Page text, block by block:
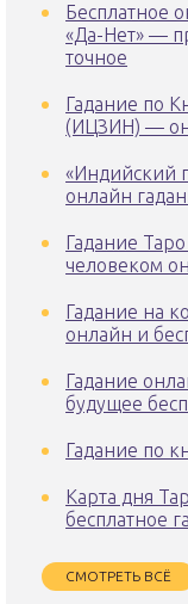
Бесплатное
«Да-Нет» —
точное
Гадание по
(ИЦЗИН) —
«Индийский
онлайн
Гадание
человеком
Гадание на
онлайн и
Гадание
будущее
Гадание по
Карта дня
бесплатное
СМОТРЕТЬ ВСЁ